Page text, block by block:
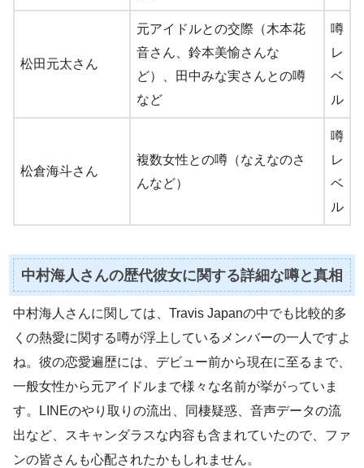
松田元太さん
元アイドルとの交際（木本花
音さん、鈴本美愉さんな
ど）、田中みな実さんとの噂
など
噂
レ
ベ
ル
松倉海斗さん
複数女性との噂（なえなのさ
んなど）
噂
レ
ベ
ル
中村海人さんの歴代彼女に関する詳細な噂と真相
中村海人さんに関しては、Travis Japanの中でも比較的多
くの熱愛に関する噂が浮上しているメンバーの一人ですよ
ね。彼の恋愛遍歴には、デビュー前から現在に至るまで、
一般女性から元アイドルまで様々な名前が挙がっていま
す。LINEのやり取りの流出、同棲疑惑、音声データの流
出など、スキャンダラスな内容も含まれていたので、ファ
ンの皆さんも心配されたかもしれません。